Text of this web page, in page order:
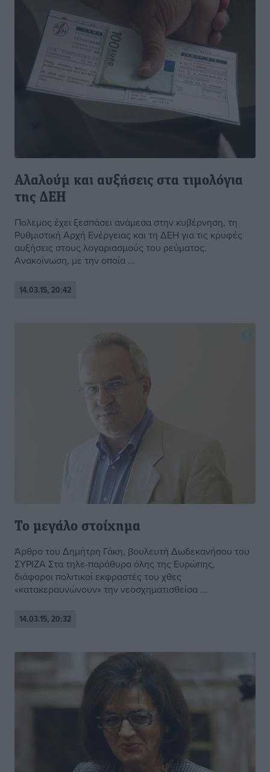
Αλαλούμ και αυξήσεις στα τιμολόγια
της ΔΕΗ
Πολεμος έχει ξεσπάσει ανάμεσα στην κυβέρνηση, τη
Ρυθμιστική Αρχή Ενέργειας και τη ΔΕΗ για τις κρυφές
αυξήσεις στους λογαριασμούς του ρεύματος.
Ανακοίνωση, με την οποία ...
14.03.15, 20:42
Το μεγάλο στοίχημα
Άρθρο του Δημήτρη Γάκη, βουλευτή Δωδεκανήσου του
ΣΥΡΙΖΑ Στα τηλε-παράθυρα όλης της Ευρώπης,
διάφοροι πολιτικοί εκφραστές του χθες
«κατακεραυνώνουν» την νεοσχηματισθείσα ...
14.03.15, 20:32